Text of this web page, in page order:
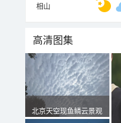
相山
高清图集
北京天空现鱼鳞云景观